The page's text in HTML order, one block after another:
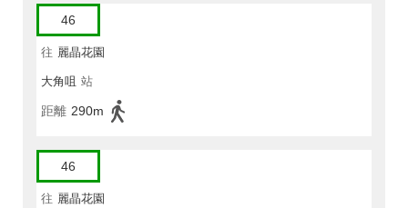
46
往 麗晶花園
大角咀 站
距離 290m
46
往 麗晶花園